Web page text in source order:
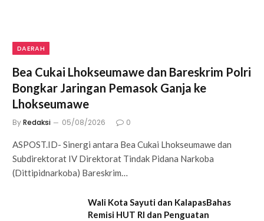
DAERAH
Bea Cukai Lhokseumawe dan Bareskrim Polri
Bongkar Jaringan Pemasok Ganja ke
Lhokseumawe
ByRedaksi 05/08/2026 0
ASPOST.ID- Sinergi antara Bea Cukai Lhokseumawe dan
Subdirektorat IV Direktorat Tindak Pidana Narkoba
(Dittipidnarkoba) Bareskrim…
Wali Kota Sayuti dan KalapasBahas
Remisi HUT RI dan Penguatan